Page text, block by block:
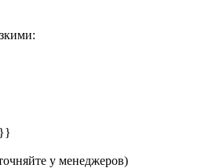
}}
у менеджеров)